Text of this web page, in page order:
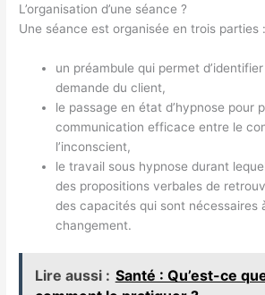
L’organisation d’une séance ?
Une séance est organisée en trois parties :
un préambule qui permet
demande du client,
le passage en état d’hypnose pour
communication efficace entre le
l’inconscient,
le travail sous hypnose durant
des propositions verbales de
des capacités qui sont nécessaires
changement.
Lire aussi : Santé : Qu’est-ce